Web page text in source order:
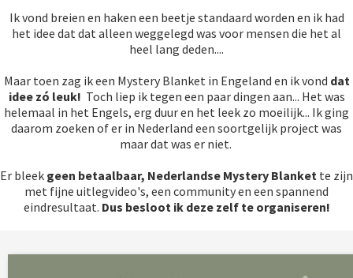
Ik vond breien en haken een beetje standaard worden en ik had
het idee dat dat alleen weggelegd was voor mensen die het al
heel lang deden....
Maar toen zag ik een Mystery Blanket in Engeland en ik vond dat
idee zó leuk! Toch liep ik tegen een paar dingen aan... Het was
helemaal in het Engels, erg duur en het leek zo moeilijk... Ik ging
daarom zoeken of er in Nederland een soortgelijk project was
maar dat was er niet.
Er bleek geen betaalbaar, Nederlandse Mystery Blanket te zijn
met fijne uitlegvideo's, een community en een spannend
eindresultaat. Dus besloot ik deze zelf te organiseren!